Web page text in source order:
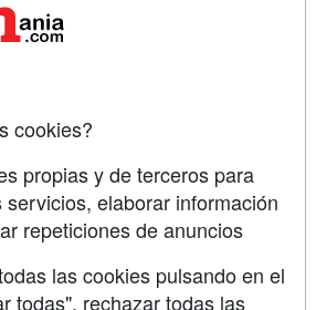
cookies?
propias y de terceros para
elaborar información
repeticiones de anuncios
las cookies pulsando en el
todas", rechazar todas las